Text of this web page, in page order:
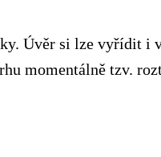
Úvěr si lze vyřídit i
momentálně tzv.